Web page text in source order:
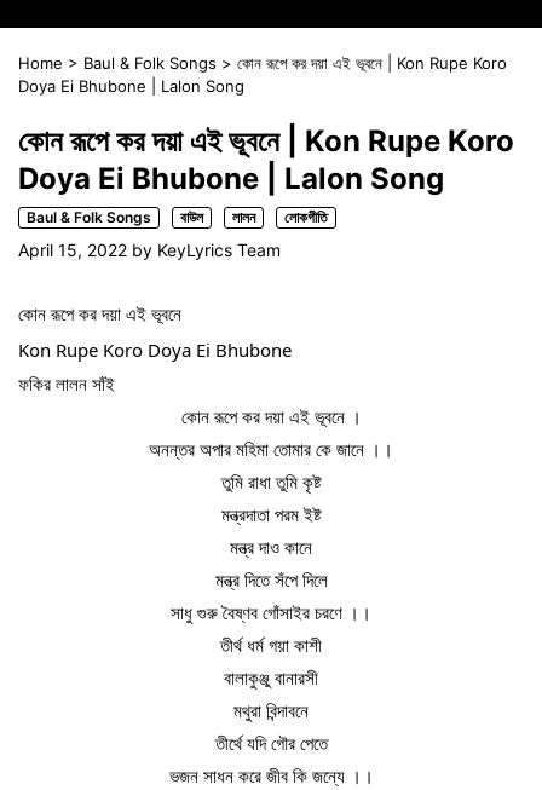
Home > Baul & Folk Songs > কোন রূপে কর দয়া এই ভূবনে | Kon Rupe Koro
Doya Ei Bhubone | Lalon Song
কোন রূপে কর দয়া এই ভূবনে | Kon Rupe Koro
Doya Ei Bhubone | Lalon Song
Baul & Folk Songs বাউল লালন লোকগীতি
April 15, 2022 by KeyLyrics Team
কোন রূপে কর দয়া এই ভূবনে
Kon Rupe Koro Doya Ei Bhubone
ফকির লালন সাঁই
কোন রূপে কর দয়া এই ভূবনে ।
অনন্তর অপার মহিমা তোমার কে জানে ।।
তুমি রাধা তুমি কৃষ্ট
মন্ত্রদাতা পরম ইষ্ট
মন্ত্র দাও কানে
মন্ত্র দিতে সঁপে দিলে
সাধু গুরু বৈষ্ণব গোঁসাইর চরণে ।।
তীর্থ ধর্ম গয়া কাশী
বালাকুঞ্জু বানারসী
মথুরা বিন্দাবনে
তীর্থে যদি গৌর পেতে
ভজন সাধন করে জীব কি জন্যে ।।